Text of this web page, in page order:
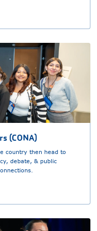
(CONA)
country then head to
debate, & public